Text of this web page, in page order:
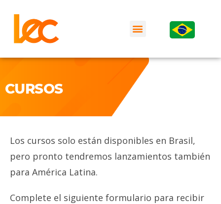
CURSOS
Los cursos solo están disponibles en Brasil,
pero pronto tendremos lanzamientos también
para América Latina.
Complete el siguiente formulario para recibir